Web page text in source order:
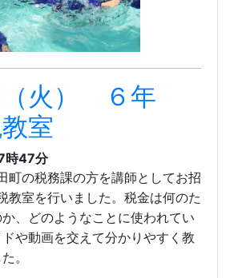
（火） ６年
室
時47分
町の税務課の方を講師としてお招
教室を行いました。税金は何のた
、どのようなことに使われてい
や動画を交えて分かりやすく教
。